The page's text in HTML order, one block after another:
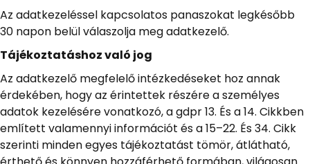
Az adatkezeléssel kapcsolatos panaszokat legkésőbb
30 napon belül válaszolja meg adatkezelő.
Tájékoztatáshoz való jog
Az adatkezelő megfelelő intézkedéseket hoz annak
érdekében, hogy az érintettek részére a személyes
adatok kezelésére vonatkozó, a gdpr 13. És a 14. Cikkben
említett valamennyi információt és a 15–22. És 34. Cikk
szerinti minden egyes tájékoztatást tömör, átlátható,